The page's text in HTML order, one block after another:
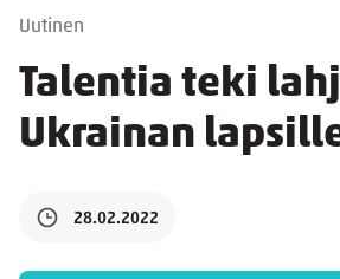
Uutinen
Talentia teki
Ukrainan
28.02.2022